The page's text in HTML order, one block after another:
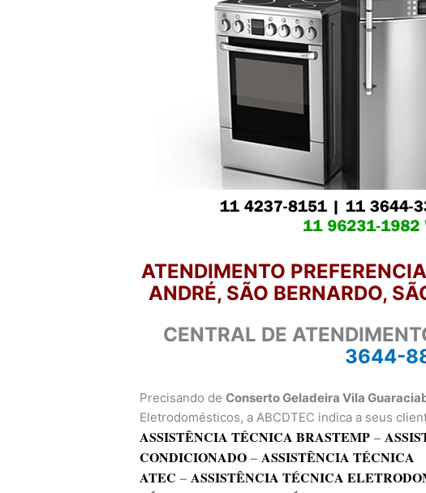
ATENDIMENTO
ANDRÉ, SÃO BERNARDO,
CENTRAL DE
3644-
Precisando deConserto Geladeira Vila
Eletrodomésticos, a ABCDTEC indica a seus
ASSISTÊNCIA TÉCNICA BRASTEMP –
CONDICIONADO –ASSISTÊNCIA TÉCNICA
ATEC –ASSISTÊNCIA TÉCNICA